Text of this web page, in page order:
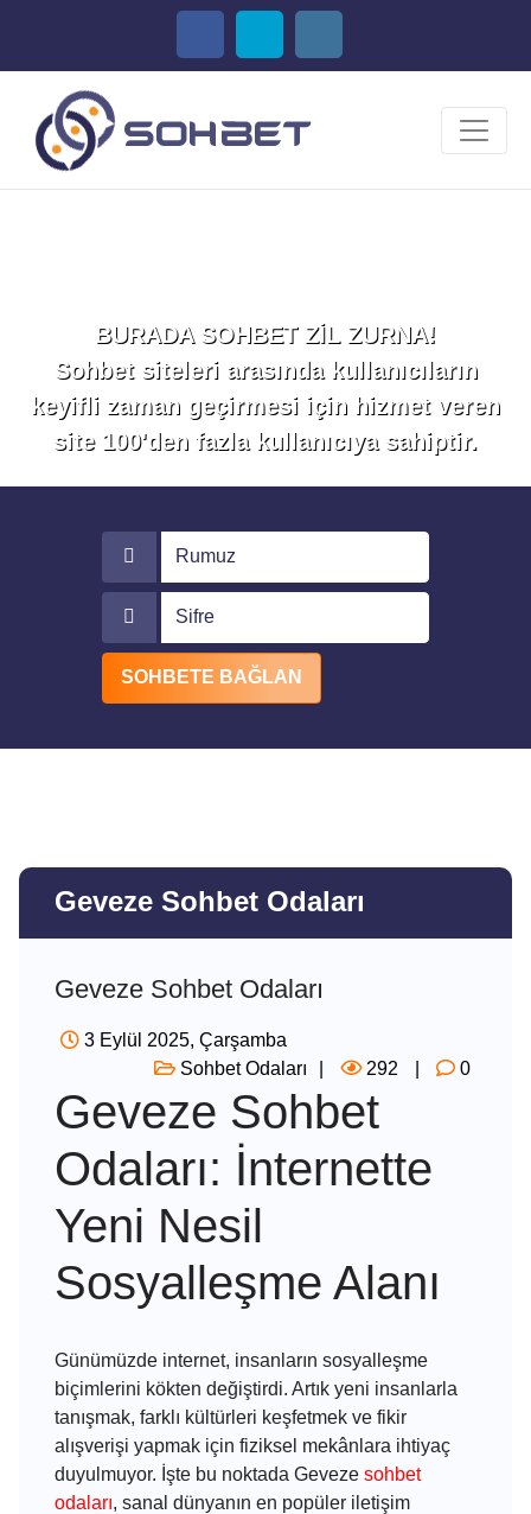
BURADA SOHBET ZİL ZURNA!
Sohbet siteleri arasında kullanıcıların
keyifli zaman geçirmesi için hizmet veren
site 100'den fazla kullanıcıya sahiptir.
Rumuz
Sifre
SOHBETE BAĞLAN
Geveze Sohbet Odaları
Geveze Sohbet Odaları
3 Eylül 2025, Çarşamba
Sohbet Odaları
292 0
Geveze Sohbet
Odaları: İnternette
Yeni Nesil
Sosyalleşme Alanı
Günümüzde internet, insanların sosyalleşme
biçimlerini kökten değiştirdi. Artık yeni insanlarla
tanışmak, farklı kültürleri keşfetmek ve fikir
alışverişi yapmak için fiziksel mekânlara ihtiyaç
duyulmuyor. İşte bu noktada Geveze sohbet
odaları, sanal dünyanın en popüler iletişim